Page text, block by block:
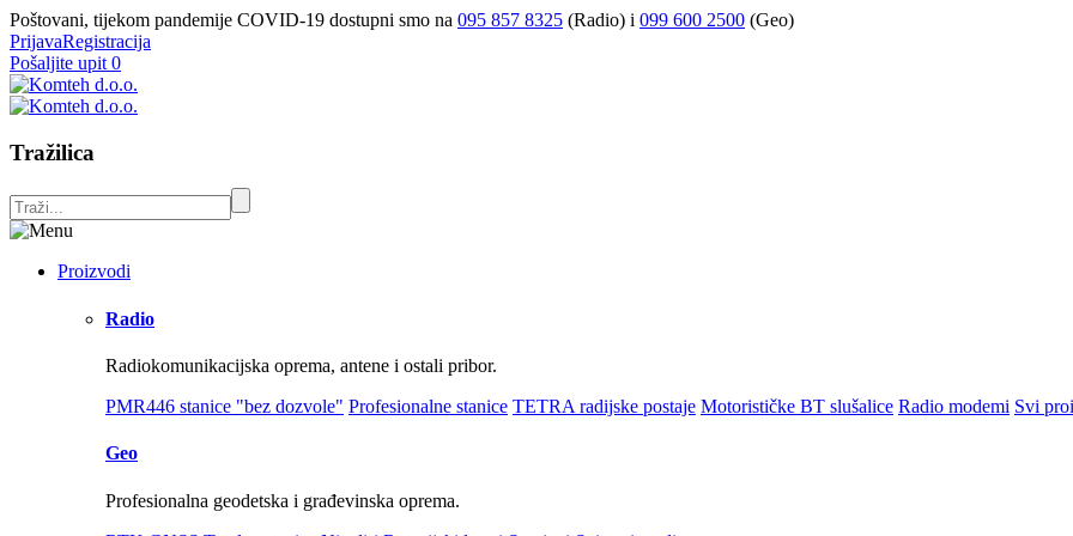
Poštovani, tijekom pandemije COVID-19 dostupni smo na 095 857 8325 (Radio) i 099 600 2500 (Geo)
PrijavaRegistracija
Pošaljite upit 0
Tražilica
Proizvodi
Radio
Radiokomunikacijska oprema, antene i ostali pribor.
PMR446 stanice "bez dozvole" Profesionalne stanice TETRA radijske postaje Motorističke BT slušalice Radio modemi Svi
Geo
Profesionalna geodetska i građevinska oprema.